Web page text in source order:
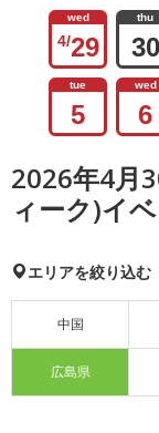
wed
4/29
thu
30
tue
5
wed
6
2026年4月
ィーク)イ
エリアを絞り込む
中国
広島県